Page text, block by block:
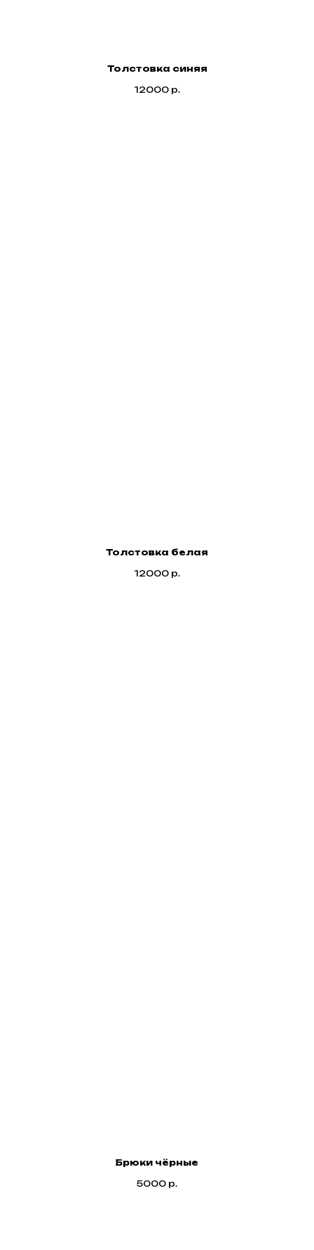
Толстовка синяя
12000 р.
Толстовка белая
12000 р.
Брюки чёрные
5000 р.